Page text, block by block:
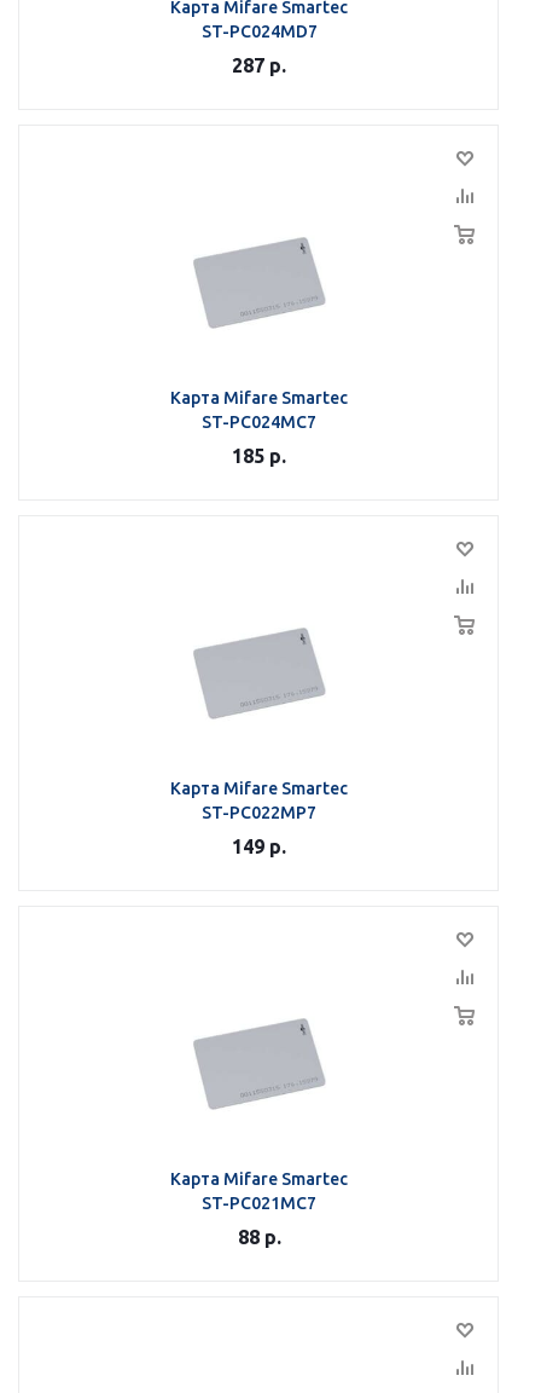
Карта Mifare Smartec
ST-PC024MD7
287 р.
Карта Mifare Smartec
ST-PC024MC7
185 р.
Карта Mifare Smartec
ST-PC022MP7
149 р.
Карта Mifare Smartec
ST-PC021MC7
88р.